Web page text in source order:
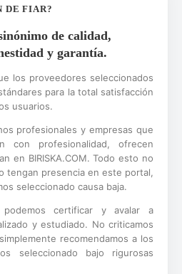
DE FIAR?
de calidad,
y garantía.
los proveedores seleccionados
para la total satisfacción
usuarios.
profesionales y empresas que
con profesionalidad, ofrecen
en BIRISKA.COM. Todo esto no
tengan presencia en este portal,
seleccionado causa baja.
podemos certificar y avalar a
y estudiado. No criticamos
recomendamos a los
seleccionado bajo rigurosas